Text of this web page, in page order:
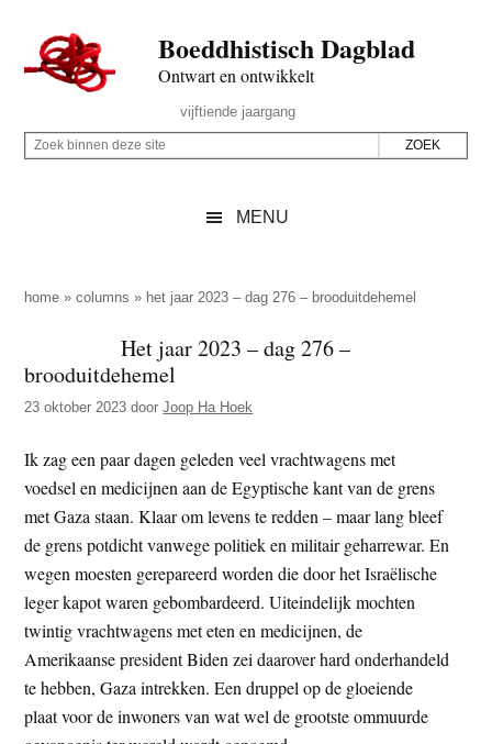
naar
de
inhoud
secondary
naar
de
sidebar
naar
de
Boeddhistisch Dagblad
Ontwart en ontwikkelt
Rechts
vijftiende jaargang
Z
p
e
z
e
s
i
t
e
Z
i
e
n
e
z
e
s
i
t
e
MENU
home »columns » het jaar 2023 – dag 276 – brooduitdehemel
Het jaar 2023 – dag 276 –
brooduitdehemel
23 oktober 2023 doorJoop Ha Hoek
Ik zag een paar dagen geleden veel vrachtwagens met
voedsel en medicijnen aan de Egyptische kant van de grens
met Gaza staan. Klaar om levens te redden – maar lang bleef
de grens potdicht vanwege politiek en militair geharrewar. En
wegen moesten gerepareerd worden die door het Israëlische
leger kapot waren gebombardeerd. Uiteindelijk mochten
twintig vrachtwagens met eten en medicijnen, de
Amerikaanse president Biden zei daarover hard onderhandeld
te hebben, Gaza intrekken. Een druppel op de gloeiende
plaat voor de inwoners van wat wel de grootste ommuurde